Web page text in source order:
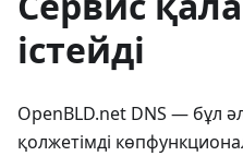
істейді
OpenBLD.net DNS — бұл
қолжетімді